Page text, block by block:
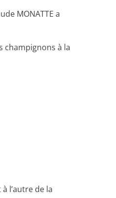
MONATTE a
champignons à la
l’autre de la